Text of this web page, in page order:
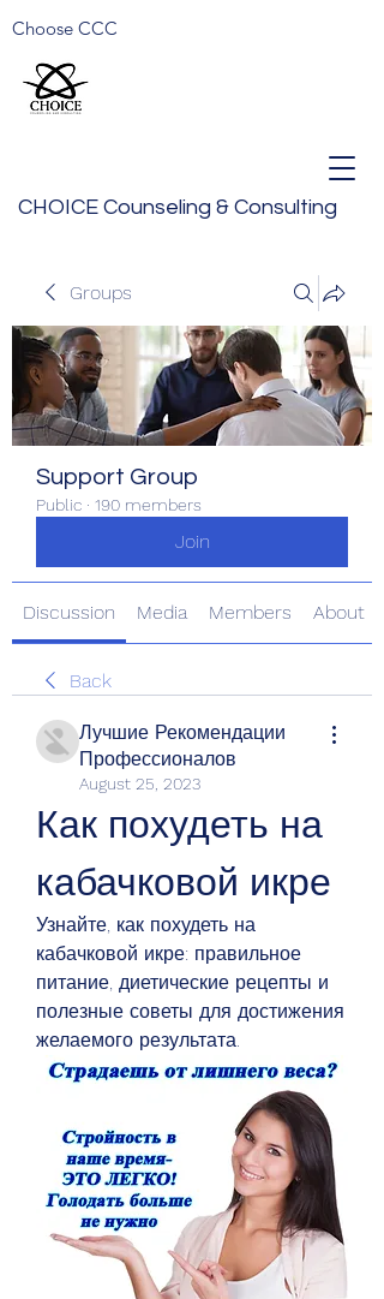
CHOICE Counseling & Consulting
Choose CCC
Groups
Support Group
Public · 190 members
Join
Discussion Media Members About
Back
Лучшие Рекомендации
Профессионалов
August 25, 2023
Как похудеть на
кабачковой икре
Узнайте, как похудеть на
кабачковой икре: правильное
питание, диетические рецепты и
полезные советы для достижения
желаемого результата.